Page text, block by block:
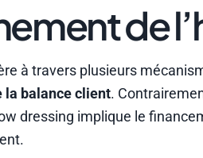
de
à travers plusieurs
la balance client.
dressing implique le